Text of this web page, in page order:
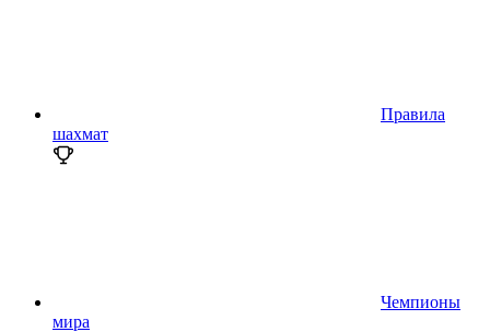
Правила
шахмат
Чемпионы
мира